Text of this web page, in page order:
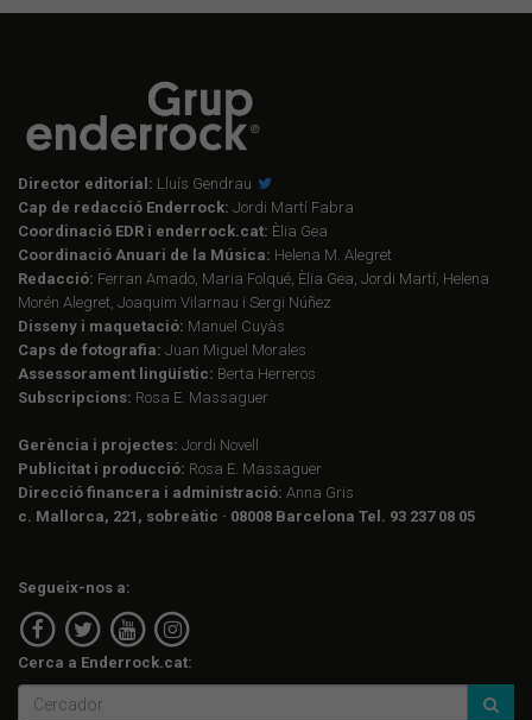
Director editorial: Lluís Gendrau
Cap de redacció Enderrock: Jordi Martí Fabra
Coordinació EDR i enderrock.cat: Èlia Gea
Coordinació Anuari de la Música: Helena M. Alegret
Redacció: Ferran Amado, Maria Folqué, Èlia Gea, Jordi Martí, Helena
Morén Alegret, Joaquim Vilarnau i Sergi Núñez
Disseny i maquetació: Manuel Cuyàs
Caps de fotografia: Juan Miguel Morales
Assessorament lingüístic: Berta Herreros
Subscripcions: Rosa E. Massaguer
Gerència i projectes: Jordi Novell
Publicitat i producció: Rosa E. Massaguer
Direcció financera i administració: Anna Gris
c. Mallorca, 221, sobreàtic · 08008 Barcelona Tel. 93 237 08 05
Segueix-nos a:
Cerca a Enderrock.cat: